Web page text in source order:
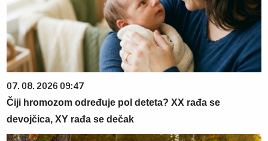
07. 08. 2026 09:47
Čiji hromozom određuje pol deteta? XX rađa se
devojčica, XY rađa se dečak